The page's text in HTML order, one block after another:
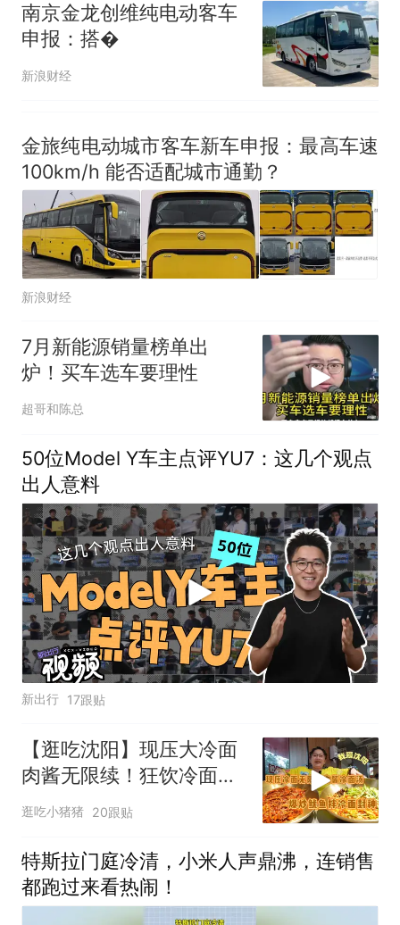
南京金龙创维纯电动客车
申报：搭�
新浪财经
金旅纯电动城市客车新车申报：最高车速
100km/h 能否适配城市通勤？
新浪财经
7月新能源销量榜单出
炉！买车选车要理性
超哥和陈总
50位Model Y车主点评YU7：这几个观点
出人意料
新出行 17跟贴
【逛吃沈阳】现压大冷面
肉酱无限续！狂饮冷面
汤！叫我冷面汤大王
逛吃小猪猪 20跟贴
特斯拉门庭冷清，小米人声鼎沸，连销售
都跑过来看热闹！